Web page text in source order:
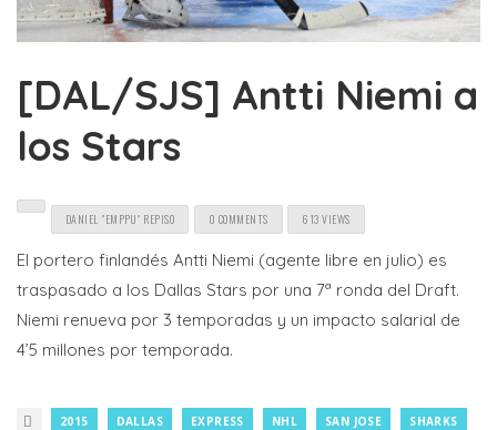
[DAL/SJS] Antti Niemi a
los Stars
DANIEL "EMPPU" REPISO 0 COMMENTS 613 VIEWS
El portero finlandés Antti Niemi (agente libre en julio) es
traspasado a los Dallas Stars por una 7ª ronda del Draft.
Niemi renueva por 3 temporadas y un impacto salarial de
4’5 millones por temporada.
2015 DALLAS EXPRESS NHL SAN JOSE
SHARKS